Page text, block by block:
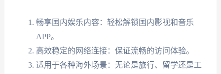
畅享国内娱乐内容：轻松解锁国内影视和音乐
APP。
高效稳定的网络连接：保证流畅的访问体验。
适用于各种海外场景：无论是旅行、留学还是工